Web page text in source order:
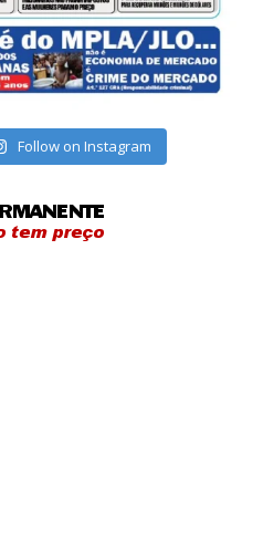
Follow on Instagram